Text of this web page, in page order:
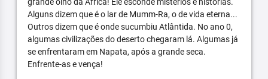
Alguns dizem que é o lar de Mumm-Ra, o de vida eterna...
Outros dizem que é onde sucumbiu Atlântida. No ano 0,
algumas civilizações do deserto chegaram lá. Algumas já
se enfrentaram em Napata, após a grande seca.
Enfrente-as e vença!